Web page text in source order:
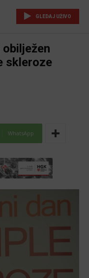
GLEDAJ UŽIVO
skleroze
WhatsApp